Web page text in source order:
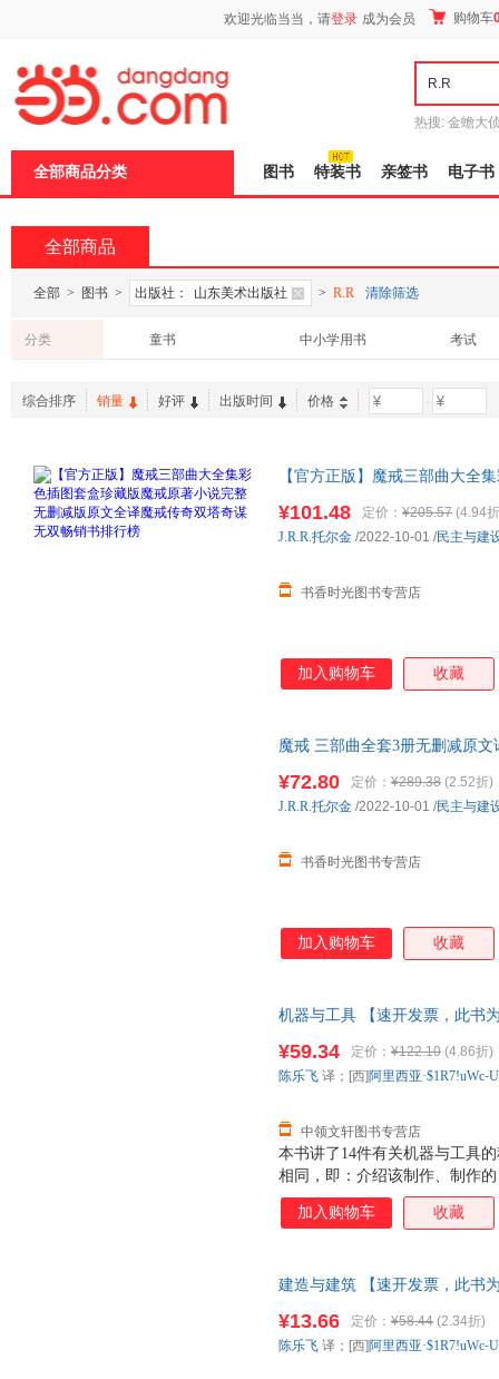
欢迎光临当当，请登录 成为会员 购物车
热搜: 金蟾大
全部商品分类 图书 特装书 亲签书 电子书
全部商品
全部 > 图书 > 出版社： 山东美术出版社 > R.R 清除筛选
分类 童书 中小学用书 考试
综合排序 销量 好评 出版时间 价格 -
【官方正版】魔戒三部曲大全
籍为准】
¥101.48 定价： ¥205.57 (4.94
书香时光图书专营店
J.R.R.托尔金 /2022-10-01 /民主与建
加入购物车 收藏
魔戒 三部曲全套3册无删减原
内书籍为准】
¥72.80 定价： ¥289.38 (2.52折)
书香时光图书专营店
J.R.R.托尔金 /2022-10-01 /民主与建
加入购物车 收藏
机器与工具 【速开发票，此书
本书讲了14件有关机器与工具
相同，即：介绍该制作、制作
或工具明细单，最后会就“你知
¥59.34 定价： ¥122.10 (4.86折)
中领文轩图书专营店
陈乐飞 译；[西]阿里西亚·$1R7!uWc-
加入购物车 收藏
建造与建筑 【速开发票，此书
¥13.66 定价： ¥58.44 (2.34折)
陈乐飞 译；[西]阿里西亚·$1R7!uWc-
页
加